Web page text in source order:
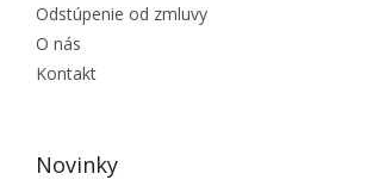
Odstúpenie od zmluvy
O nás
Kontakt
Novinky